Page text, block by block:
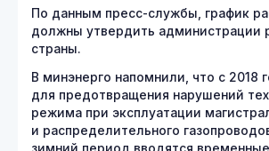
По данным пресс-службы, график
должны утвердить администрации
страны.
В минэнерго напомнили, что с 2018
для предотвращения нарушений
режима при эксплуатации
и распределительного
зимний период вводятся